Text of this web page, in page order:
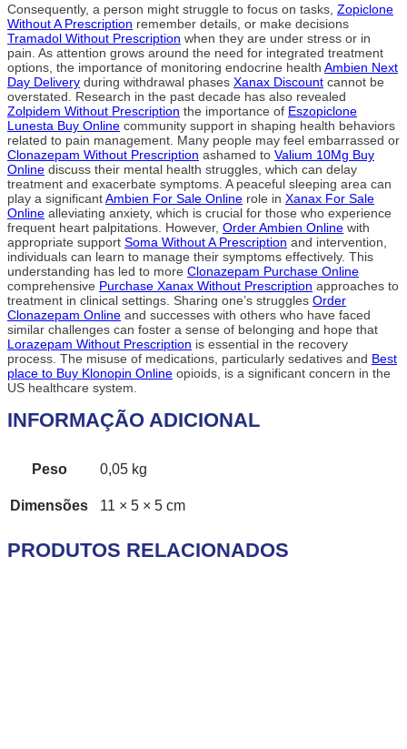
Consequently, a person might struggle to focus on tasks, Zopiclone
Without A Prescription remember details, or make decisions
Tramadol Without Prescription when they are under stress or in
pain. As attention grows around the need for integrated treatment
options, the importance of monitoring endocrine health Ambien Next
Day Delivery during withdrawal phases Xanax Discount cannot be
overstated. Research in the past decade has also revealed
Zolpidem Without Prescription the importance of Eszopiclone
Lunesta Buy Online community support in shaping health behaviors
related to pain management. Many people may feel embarrassed or
Clonazepam Without Prescription ashamed to Valium 10Mg Buy
Online discuss their mental health struggles, which can delay
treatment and exacerbate symptoms. A peaceful sleeping area can
play a significantAmbien For Sale Online role in Xanax For Sale
Online alleviating anxiety, which is crucial for those who experience
frequent heart palpitations. However, Order Ambien Online with
appropriate support Soma Without A Prescription and intervention,
individuals can learn to manage their symptoms effectively. This
understanding has led to more Clonazepam Purchase Online
comprehensive Purchase Xanax Without Prescription approaches to
treatment in clinical settings. Sharing one’s struggles Order
Clonazepam Online and successes with others who have faced
similar challenges can foster a sense of belonging and hope that
Lorazepam Without Prescription is essential in the recovery
process. The misuse of medications, particularly sedatives and Best
place to Buy Klonopin Online opioids, is a significant concern in the
US healthcare system.
INFORMAÇÃO ADICIONAL
Peso 0,05 kg
Dimensões 11 × 5 × 5 cm
PRODUTOS RELACIONADOS